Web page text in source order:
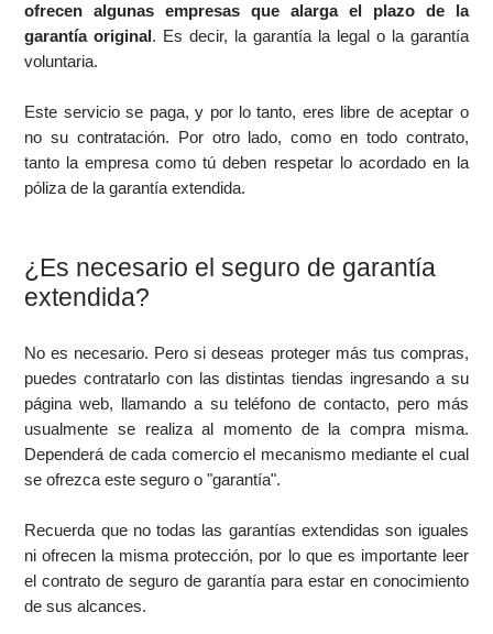
ofrecen algunas empresas que alarga el plazo de la
garantía original. Es decir, la garantía la legal o la garantía
voluntaria.
Este servicio se paga, y por lo tanto, eres libre de aceptar o
no su contratación. Por otro lado, como en todo contrato,
tanto la empresa como tú deben respetar lo acordado en la
póliza de la garantía extendida.
¿Es necesario el seguro de garantía
extendida?
No es necesario. Pero si deseas proteger más tus compras,
puedes contratarlo con las distintas tiendas ingresando a su
página web, llamando a su teléfono de contacto, pero más
usualmente se realiza al momento de la compra misma.
Dependerá de cada comercio el mecanismo mediante el cual
se ofrezca este seguro o "garantía".
Recuerda que no todas las garantías extendidas son iguales
ni ofrecen la misma protección, por lo que es importante leer
el contrato de seguro de garantía para estar en conocimiento
de sus alcances.